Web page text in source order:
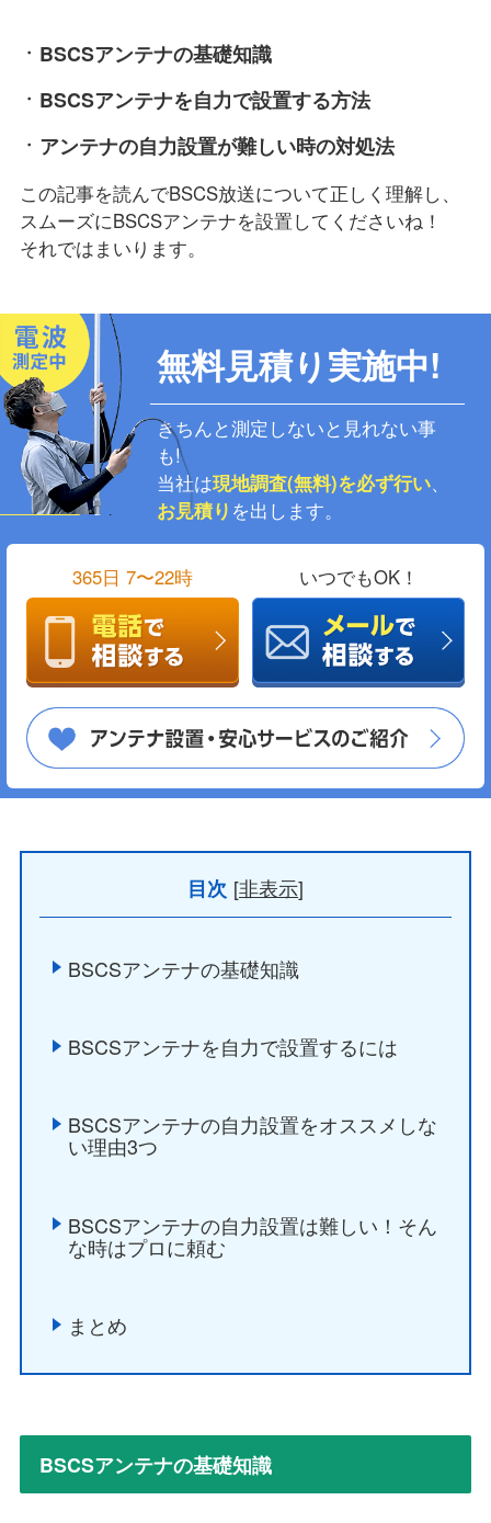
BSCSアンテナの基礎知識
BSCSアンテナを自力で設置する方法
アンテナの自力設置が難しい時の対処法
この記事を読んでBSCS放送について正しく理解し、
スムーズにBSCSアンテナを設置してくださいね！
それではまいります。
無料見積り実施中!
きちんと測定しないと見れない事
も!
当社は現地調査(無料)を必ず行い、
お見積り を出します。
365日 7〜22時 いつでもOK！
目次 [非表示]
BSCSアンテナの基礎知識
BSCSアンテナを自力で設置するには
BSCSアンテナの自力設置をオススメしな
い理由3つ
BSCSアンテナの自力設置は難しい！そん
な時はプロに頼む
まとめ
BSCSアンテナの基礎知識